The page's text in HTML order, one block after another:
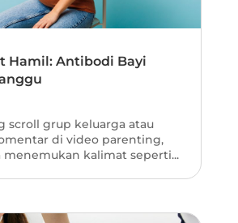
Hamil: Antibodi Bayi
scroll grup keluarga atau
di video parenting,
menemukan kalimat seperti...